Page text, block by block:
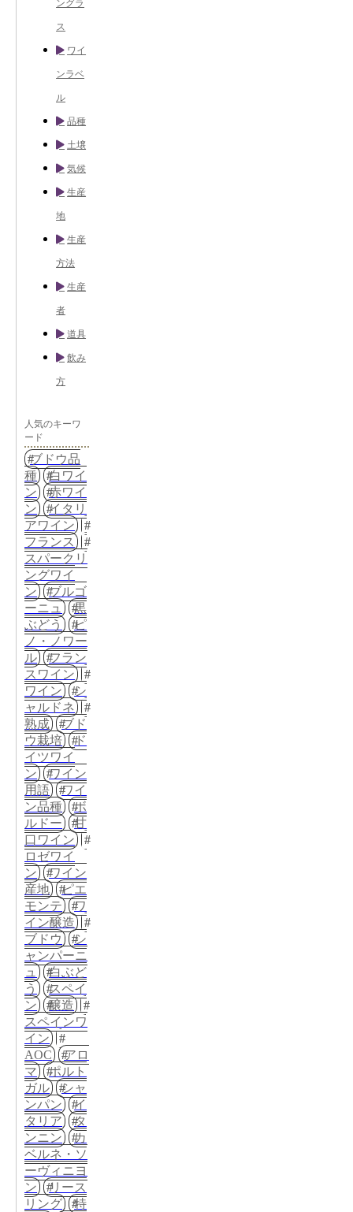
ングラ
ス
ワイ
ンラベ
ル
品種
土壌
気候
生産
地
生産
方法
生産
者
道具
飲み
方
人気のキーワ
ード
ブドウ品
種
白ワイ
ン
赤ワイ
ン
イタリ
アワイン
フランス
スパークリ
ングワイ
ン
ブルゴ
ーニュ
黒
ぶどう
ピ
ノ・ノワー
ル
フラン
スワイン
ワイン
シ
ャルドネ
熟成
ブド
ウ栽培
ド
イツワイ
ン
ワイン
用語
ワイ
ン品種
ボ
ルドー
甘
口ワイン
ロゼワイ
ン
ワイン
産地
ピエ
モンテ
ワ
イン醸造
ブドウ
シ
ャンパーニ
ュ
白ぶど
う
スペイ
ン
醸造
スペインワ
イン
AOC
アロ
マ
ポルト
ガル
シャ
ンパン
イ
タリア
タ
ンニン
カ
ベルネ・ソ
ーヴィニヨ
ン
リース
リング
特